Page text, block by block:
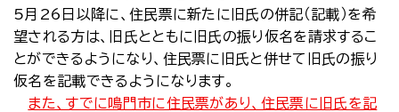
5月26日以降に、住民票に新たに旧氏の併記（記載）を希
望される方は、旧氏とともに旧氏の振り仮名を請求するこ
とができるようになり、住民票に旧氏と併せて旧氏の振り
仮名を記載できるようになります。
また、すでに鳴門市に住民票があり、住民票に旧氏を記